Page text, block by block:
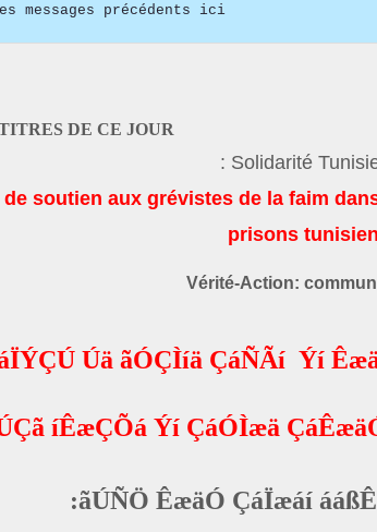
messages précédents ici
DE CE JOUR:
Solidarité
soutien aux grévistes de la faim
prisons
Vérité-Action:
Úä ãÓÇÌíä ÇáÑÃí Ýí
íÊæÇÕá Ýí ÇáÓÌæä
ãÚÑÖ ÊæäÓ ÇáÏæáí